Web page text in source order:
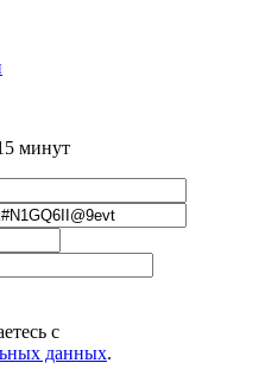
минут
с
данных.